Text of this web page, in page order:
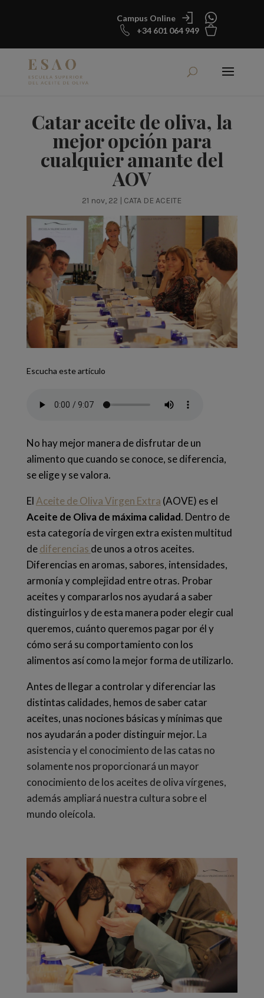
Campus Online
+34 601 064 949
Catar aceite de oliva, la
mejor opción para
cualquier amante del
AOV
21 nov, 22 | CATA DE ACEITE
Escucha este artículo
No hay mejor manera de disfrutar de un
alimento que cuando se conoce, se diferencia,
se elige y se valora.
ElAceite de Oliva Virgen Extra (AOVE) es el
Aceite de Oliva de máxima calidad. Dentro de
esta categoría de virgen extra existen multitud
dediferencias de unos a otros aceites.
Diferencias en aromas, sabores, intensidades,
armonía y complejidad entre otras. Probar
aceites y compararlos nos ayudará a saber
distinguirlos y de esta manera poder elegir cual
queremos, cuánto queremos pagar por él y
cómo será su comportamiento con los
alimentos así como la mejor forma de utilizarlo.
Antes de llegar a controlar y diferenciar las
distintas calidades, hemos de saber catar
aceites, unas nociones básicas y mínimas que
nos ayudarán a poder distinguir mejor. La
asistencia y el conocimiento de las catas no
solamente nos proporcionará un mayor
conocimiento de los aceites de oliva vírgenes,
además ampliará nuestra cultura sobre el
mundo oleícola.